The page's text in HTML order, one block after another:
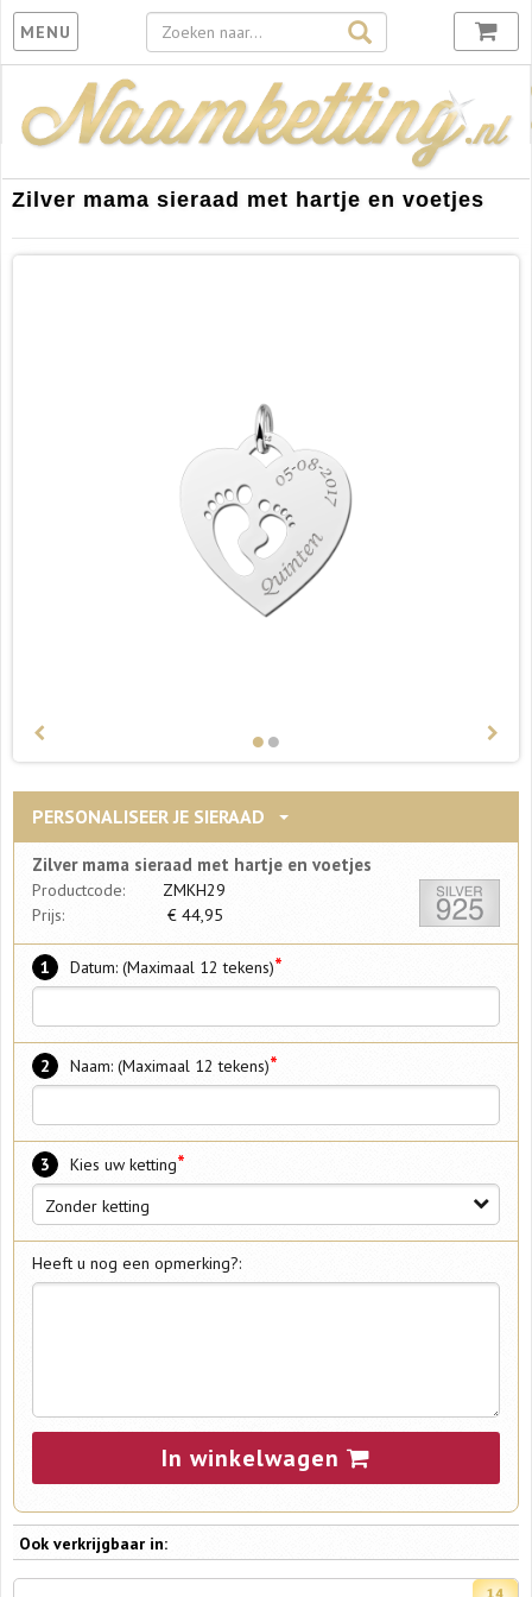
Toggle
navigation
MENU
Zilver mama sieraad met hartje en voetjes
PERSONALISEER JE SIERAAD
Zilver mama sieraad met hartje en voetjes
Productcode:
ZMKH29
Prijs:
€ 44,95
1 Datum: (Maximaal 12 tekens)*
2 Naam: (Maximaal 12 tekens)*
3 Kies uw ketting*
Zonder ketting
Heeft u nog een opmerking?:
In winkelwagen
Ook verkrijgbaar in: